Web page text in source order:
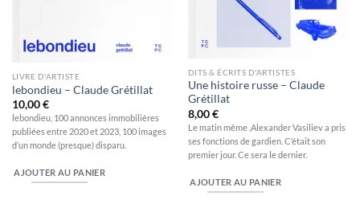
LIVRE D'ARTISTE
lebondieu – Claude Grétillat
10,00€
lebondieu, 100 annonces immobilières
publiées entre 2020 et 2023, 100 images
d’un monde (presque) disparu.
AJOUTER AU PANIER
DITS & ÉCRITS D'ARTISTES
Une histoire russe – Claude
Grétillat
8,00€
Le matin même ,Alexander Vasiliev a pris
ses fonctions de gardien. C’était son
premier jour. Ce sera le dernier.
AJOUTER AU PANIER